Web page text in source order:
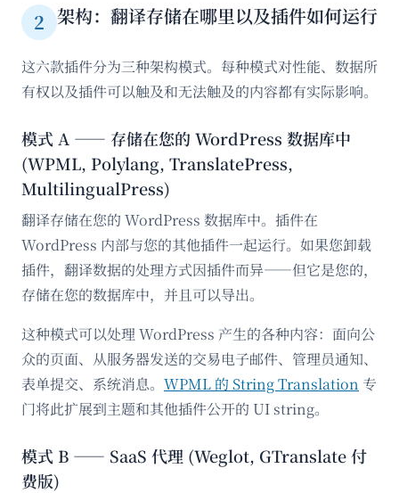
2 架构：翻译存储在哪里以及插件如何运行
这六款插件分为三种架构模式。每种模式对性能、数据所
有权以及插件可以触及和无法触及的内容都有实际影响。
模式 A —— 存储在您的 WordPress 数据库中
(WPML, Polylang, TranslatePress,
MultilingualPress)
翻译存储在您的 WordPress 数据库中。插件在
WordPress 内部与您的其他插件一起运行。如果您卸载
插件，翻译数据的处理方式因插件而异——但它是您的，
存储在您的数据库中，并且可以导出。
这种模式可以处理 WordPress 产生的各种内容：面向公
众的页面、从服务器发送的交易电子邮件、管理员通知、
表单提交、系统消息。 WPML 的 String Translation 专
门将此扩展到主题和其他插件公开的 UI string。
模式 B —— SaaS 代理 (Weglot, GTranslate 付
费版)